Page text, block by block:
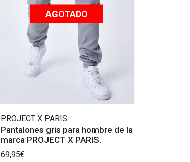
AGOTADO
PROJECT X PARIS
Pantalones gris para hombre de la
marca PROJECT X PARIS.
69,95€